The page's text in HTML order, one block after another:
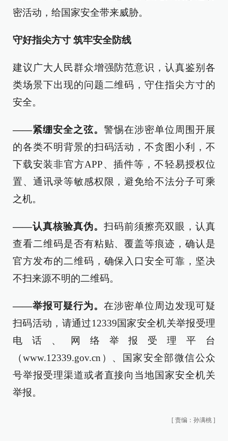
密活动，给国家安全带来威胁。
守好指尖方寸 筑牢安全防线
建议广大人民群众增强防范意识，认真鉴别各
类场景下出现的问题二维码，守住指尖方寸的
安全。
——紧绷安全之弦。 警惕在涉密单位周围开展
的各类不明背景的扫码活动，不贪图小利，不
下载安装非官方APP、插件等，不轻易授权位
置、通讯录等敏感权限，避免给不法分子可乘
之机。
——认真核验真伪。 扫码前须擦亮双眼，认真
查看二维码是否有粘贴、覆盖等痕迹，确认是
官方发布的二维码，确保入口安全可靠，坚决
不扫来源不明的二维码。
——举报可疑行为。 在涉密单位周边发现可疑
扫码活动，请通过12339国家安全机关举报受理
电话、网络举报受理平台
（www.12339.gov.cn）、国家安全部微信公众
号举报受理渠道或者直接向当地国家安全机关
举报。
[ 责编：孙满桃 ]